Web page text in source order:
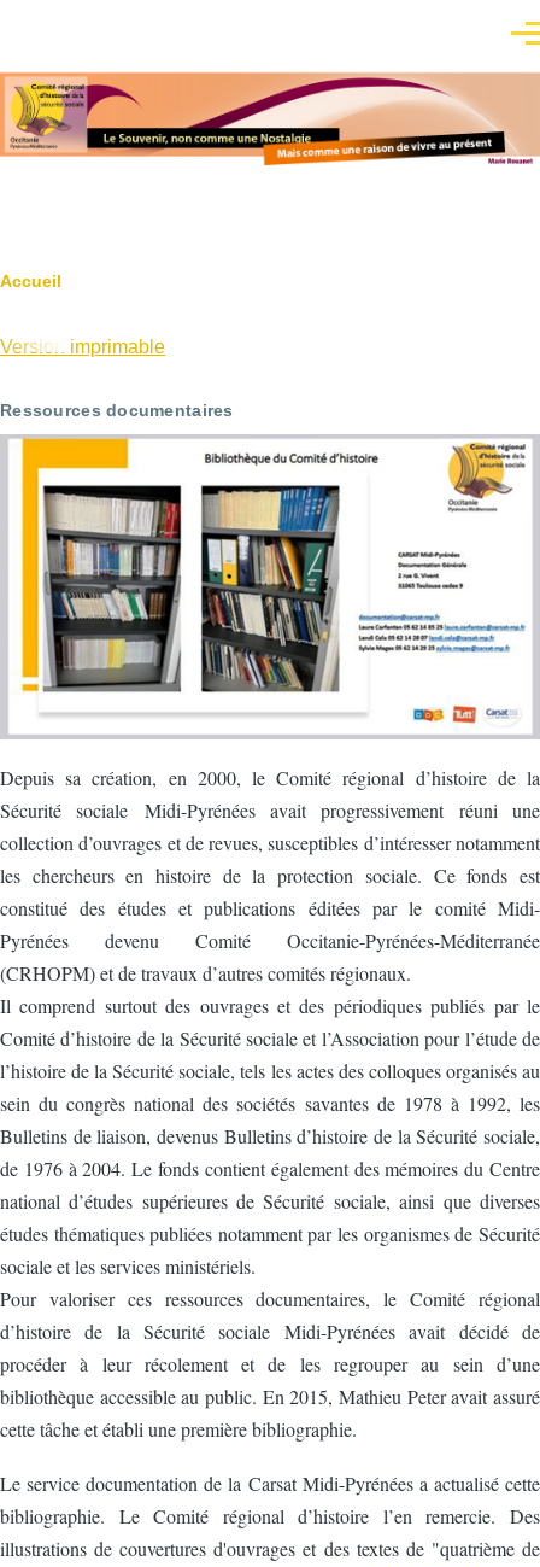
Fil
d'Ariane
Accueil
Version imprimable
Ressources documentaires
Depuis sa création, en 2000, le Comité régional d’histoire de la
Sécurité sociale Midi-Pyrénées avait progressivement réuni une
collection d’ouvrages et de revues, susceptibles d’intéresser notamment
les chercheurs en histoire de la protection sociale. Ce fonds est
constitué des études et publications éditées par le comité Midi-
Pyrénées devenu Comité Occitanie-Pyrénées-Méditerranée
(CRHOPM) et de travaux d’autres comités régionaux.
Il comprend surtout des ouvrages et des périodiques publiés par le
Comité d’histoire de la Sécurité sociale et l’Association pour l’étude de
l’histoire de la Sécurité sociale, tels les actes des colloques organisés au
sein du congrès national des sociétés savantes de 1978 à 1992, les
Bulletins de liaison, devenus Bulletins d’histoire de la Sécurité sociale,
de 1976 à 2004. Le fonds contient également des mémoires du Centre
national d’études supérieures de Sécurité sociale, ainsi que diverses
études thématiques publiées notamment par les organismes de Sécurité
sociale et les services ministériels.
Pour valoriser ces ressources documentaires, le Comité régional
d’histoire de la Sécurité sociale Midi-Pyrénées avait décidé de
procéder à leur récolement et de les regrouper au sein d’une
bibliothèque accessible au public. En 2015, Mathieu Peter avait assuré
cette tâche et établi une première bibliographie.
Le service documentation de la Carsat Midi-Pyrénées a actualisé cette
bibliographie. Le Comité régional d’histoire l’en remercie. Des
illustrations de couvertures d'ouvrages et des textes de "quatrième de